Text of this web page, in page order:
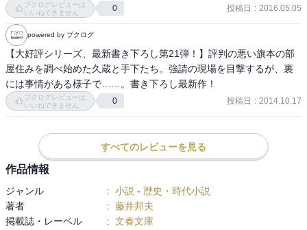
ブクログレビューは
いいねできません
0 投稿日 : 2016.05.05
powered by ブクログ
【大好評シリーズ、最新書き下ろし第21弾！】評判の悪い旗本の部
屋住みを調べ始めた久蔵と手下たち。強請の現場を目撃するが、裏
には事情がある様子で……。書き下ろし最新作！
ブクログレビューは
いいねできません
0 投稿日 : 2014.10.17
すべてのレビューを見る
作品情報
ジャンル : 小説 - 歴史・時代小説
著者
: 藤井邦夫
掲載誌・レーベル
: 文春文庫